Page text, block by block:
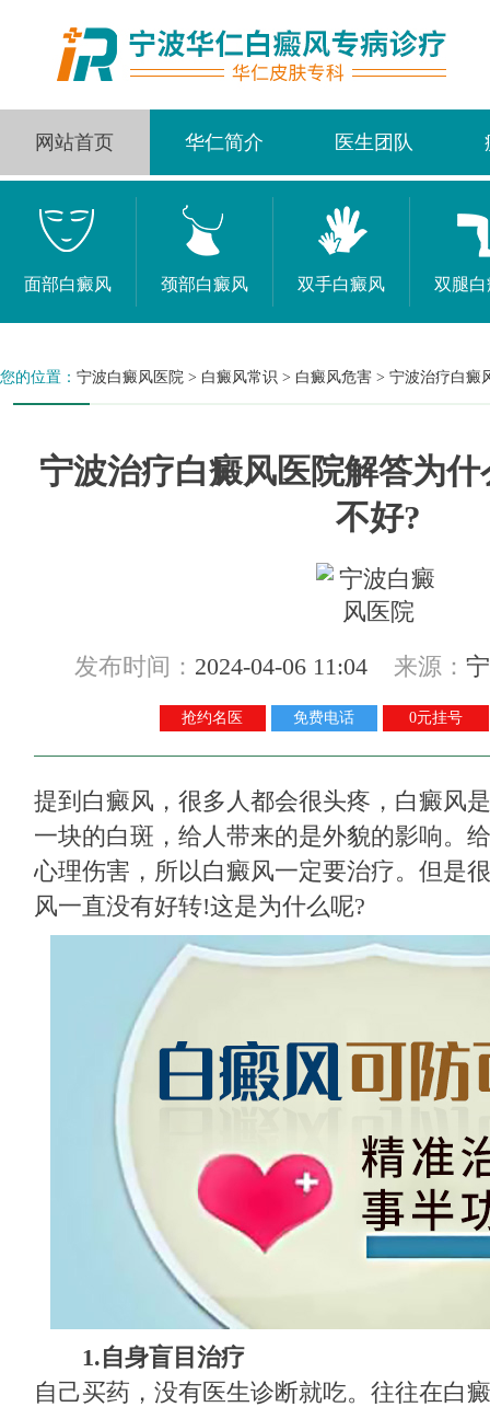
网站首页 华仁简介 医生团队
面部白癜风 颈部白癜风 双手白癜风 双腿
您的位置： 宁波白癜风医院 > 白癜风常识 > 白癜风危害 > 宁波治疗白癜
宁波治疗白癜风医院解答为
不好?
发布时间： 2024-04-06 11:04 来源：
抢约名医 免费电话 0元挂号
提到白癜风，很多人都会很头疼，白癜风
一块的白斑，给人带来的是外貌的影响。
心理伤害，所以白癜风一定要治疗。但是
风一直没有好转!这是为什么呢?
1.自身盲目治疗
自己买药，没有医生诊断就吃。往往在白